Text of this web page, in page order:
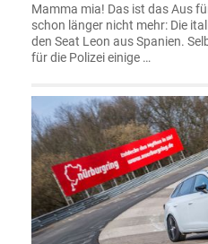
Mamma mia! Das ist das Aus
schon länger nicht mehr: Die
den Seat Leon aus Spanien.
für die Polizei einige …